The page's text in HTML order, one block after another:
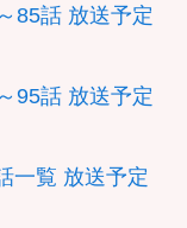
85話 放送予定
95話 放送予定
一覧 放送予定